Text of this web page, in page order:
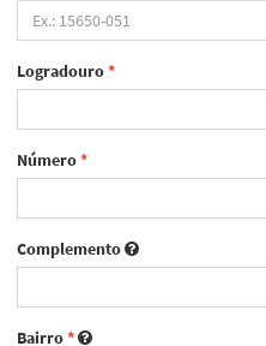
Logradouro*
Número*
Complemento
Bairro*